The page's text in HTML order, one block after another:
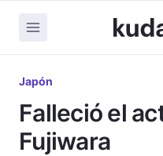
Japón
Falleció el
Fujiwara